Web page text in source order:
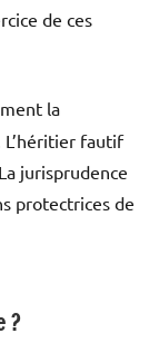
de ces
la
fautif
jurisprudence
protectrices de
?